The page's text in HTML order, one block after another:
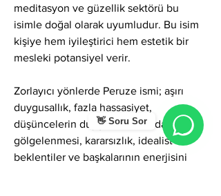
👋 Soru Sor
meditasyon ve güzellik sektörü bu
isimle doğal olarak uyumludur. Bu isim
kişiye hem iyileştirici hem estetik bir
mesleki potansiyel verir.
Zorlayıcı yönlerde Peruze ismi; aşırı
duygusallık, fazla hassasiyet,
düşüncelerin duygular tarafından
gölgelenmesi, kararsızlık, idealist
beklentiler ve başkalarının enerjisini